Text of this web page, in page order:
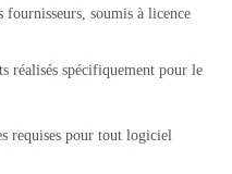
soumis à licence
réalisés spécifiquement pour le
requises pour tout logiciel